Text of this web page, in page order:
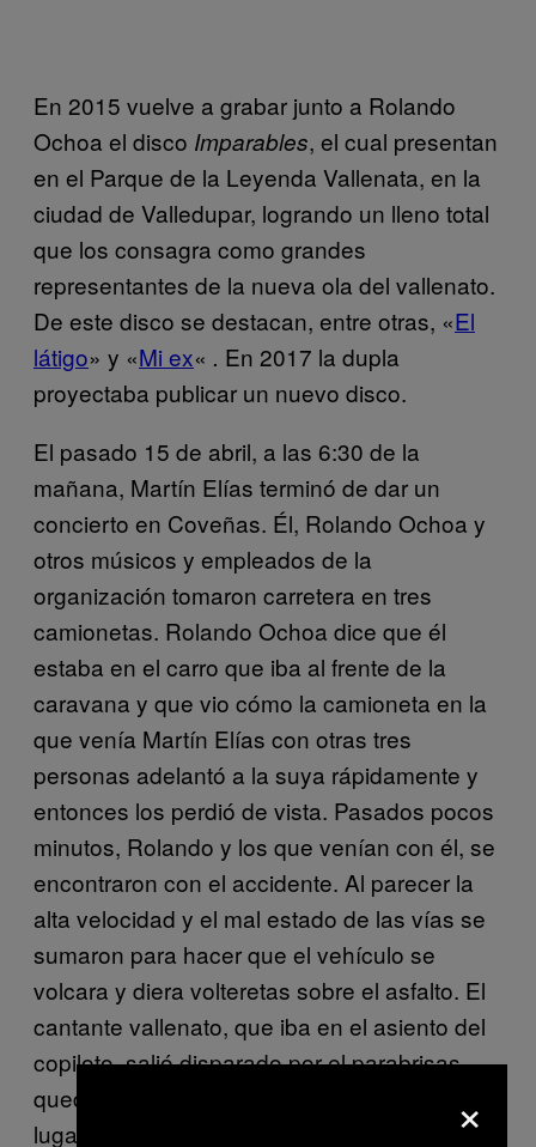
En 2015 vuelve a grabar junto a Rolando
Ochoa el disco Imparables, el cual presentan
en el Parque de la Leyenda Vallenata, en la
ciudad de Valledupar, logrando un lleno total
que los consagra como grandes
representantes de la nueva ola del vallenato.
De este disco se destacan, entre otras, «El
látigo» y «Mi ex« . En 2017 la dupla
proyectaba publicar un nuevo disco.
El pasado 15 de abril, a las 6:30 de la
mañana, Martín Elías terminó de dar un
concierto en Coveñas. Él, Rolando Ochoa y
otros músicos y empleados de la
organización tomaron carretera en tres
camionetas. Rolando Ochoa dice que él
estaba en el carro que iba al frente de la
caravana y que vio cómo la camioneta en la
que venía Martín Elías con otras tres
personas adelantó a la suya rápidamente y
entonces los perdió de vista. Pasados pocos
minutos, Rolando y los que venían con él, se
encontraron con el accidente. Al parecer la
alta velocidad y el mal estado de las vías se
sumaron para hacer que el vehículo se
volcara y diera volteretas sobre el asfalto. El
cantante vallenato, que iba en el asiento del
copiloto, salió disparado por el parabrisas
quedando tendido a varios metros del carro,
lugar en donde fue encontrado por quienes
×